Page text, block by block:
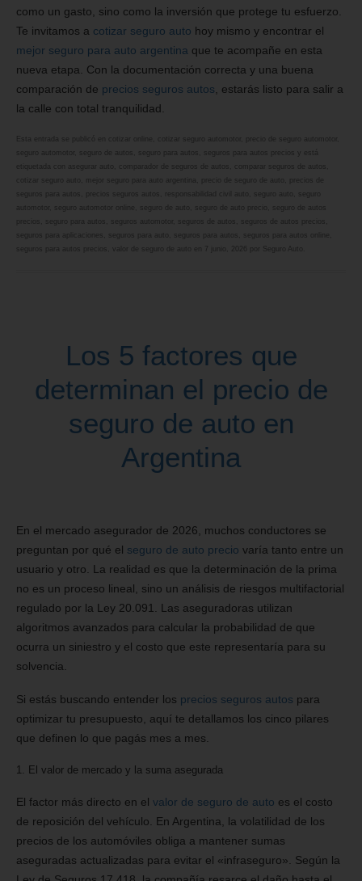
como un gasto, sino como la inversión que protege tu esfuerzo.
Te invitamos a cotizar seguro auto hoy mismo y encontrar el
mejor seguro para auto argentina que te acompañe en esta
nueva etapa. Con la documentación correcta y una buena
comparación de precios seguros autos, estarás listo para salir a
la calle con total tranquilidad.
cotizar online cotizar seguro automotor
cotizar seguro auto
Seguro Auto
Los 5 factores que
determinan el precio de
seguro de auto en
Argentina
En el mercado asegurador de 2026, muchos conductores se
preguntan por qué el seguro de auto precio varía tanto entre un
usuario y otro. La realidad es que la determinación de la prima
no es un proceso lineal, sino un análisis de riesgos multifactorial
regulado por la Ley 20.091. Las aseguradoras utilizan
algoritmos avanzados para calcular la probabilidad de que
ocurra un siniestro y el costo que este representaría para su
solvencia.
Si estás buscando entender los precios seguros autos para
optimizar tu presupuesto, aquí te detallamos los cinco pilares
que definen lo que pagás mes a mes.
1. El valor de mercado y la suma asegurada
El factor más directo en el valor de seguro de auto es el costo
de reposición del vehículo. En Argentina, la volatilidad de los
precios de los automóviles obliga a mantener sumas
aseguradas actualizadas para evitar el «infraseguro». Según la